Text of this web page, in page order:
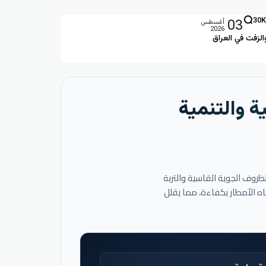
في العراق
30K
03 أغسطس
2026
والتنمية
الجوية القاسية والتربة
الأمطار بكفاءة، مما يقلل